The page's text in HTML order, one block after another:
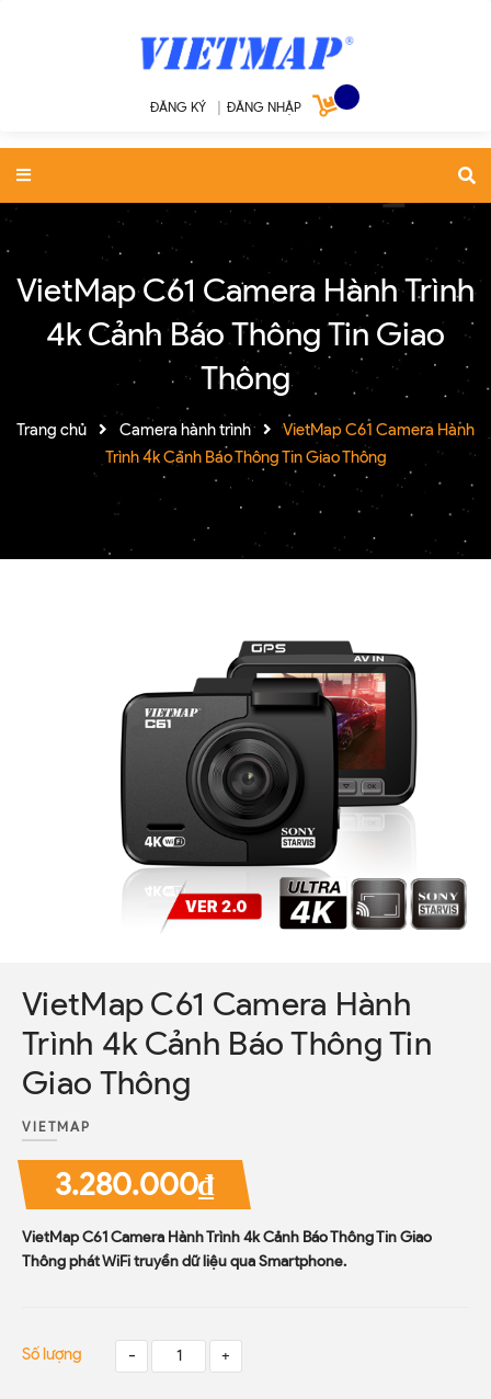
ĐĂNG KÝ ĐĂNG NHẬP
VietMap C61 Camera Hành Trình
4k Cảnh Báo Thông Tin Giao
Thông
Trang chủ Camera hành trình
VietMap C61 Camera Hành
Trình 4k Cảnh Báo Thông Tin Giao Thông
VietMap C61 Camera Hành
Trình 4k Cảnh Báo Thông Tin
Giao Thông
VIETMAP
3.280.000₫
VietMap C61 Camera Hành Trình 4k Cảnh Báo Thông Tin Giao
Thông phát WiFi truyền dữ liệu qua Smartphone.
Số lượng - +